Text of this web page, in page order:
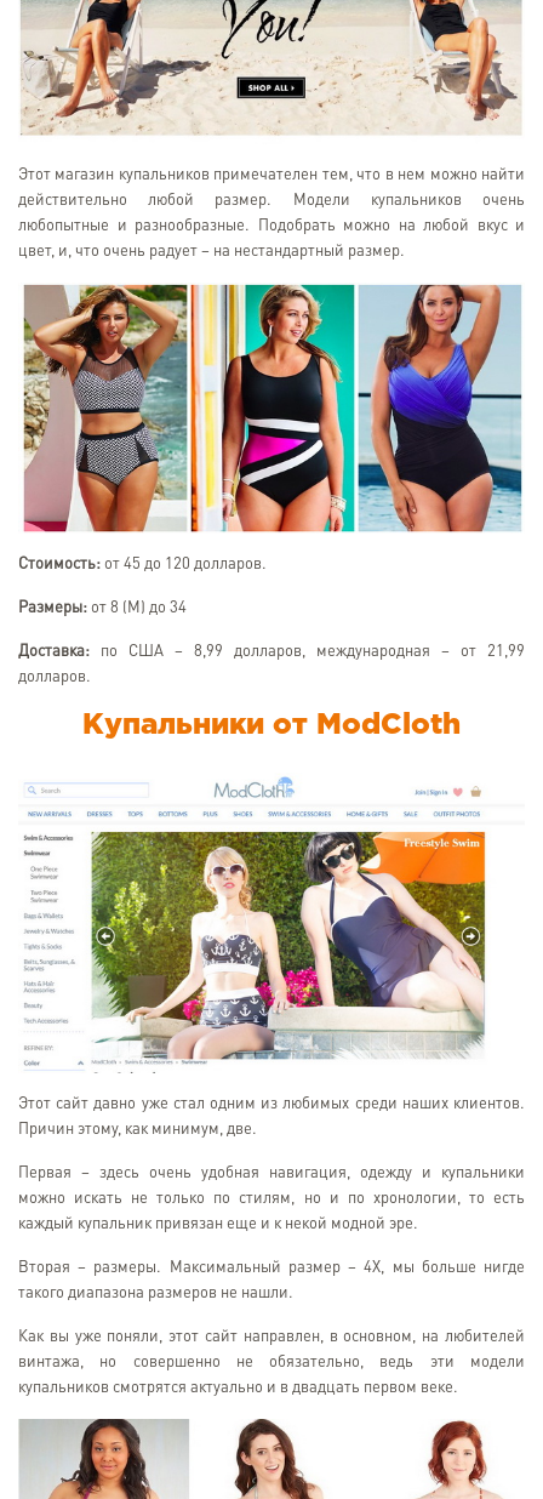
Этот магазин купальников примечателен тем, что в нем можно найти
действительно любой размер. Модели купальников очень
любопытные и разнообразные. Подобрать можно на любой вкус и
цвет, и, что очень радует – на нестандартный размер.
Стоимость: от 45 до 120 долларов.
Размеры: от 8 (М) до 34
Доставка: по США – 8,99 долларов, международная – от 21,99
долларов.
Купальники от ModCloth
Этот сайт давно уже стал одним из любимых среди наших клиентов.
Причин этому, как минимум, две.
Первая – здесь очень удобная навигация, одежду и купальники
можно искать не только по стилям, но и по хронологии, то есть
каждый купальник привязан еще и к некой модной эре.
Вторая – размеры. Максимальный размер – 4X, мы больше нигде
такого диапазона размеров не нашли.
Как вы уже поняли, этот сайт направлен, в основном, на любителей
винтажа, но совершенно не обязательно, ведь эти модели
купальников смотрятся актуально и в двадцать первом веке.